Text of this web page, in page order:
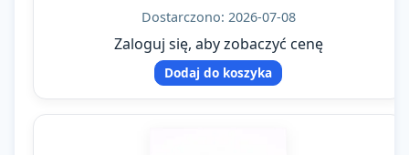
Dostarczono: 2026-07-08
Zaloguj się, aby zobaczyć cenę
Dodaj do koszyka